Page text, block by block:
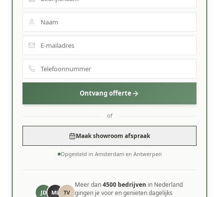
Ontvang offerte
of
Maak showroom afspraak
Opgesteld in Amsterdam en Antwerpen
JD ML TV
Meer dan4500 bedrijven in Nederland
gingen je voor en genieten dagelijks